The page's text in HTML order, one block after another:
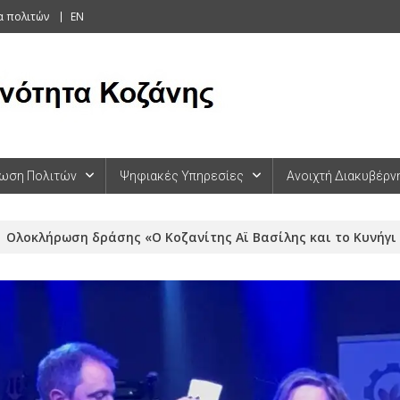
πολιτών EN
Πολιτών Ψηφιακές Υπηρεσίες Ανοιχτή
Ολοκλήρωση δράσης «Ο Κοζανίτης Αϊ Βασίλης και το